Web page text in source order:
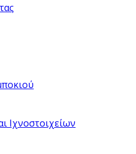
Ιχνοστοιχείων